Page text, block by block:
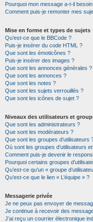
Pourquoi mon message a-t-il
Comment puis-je remonter mes
Mise en forme et types de sujets
Qu’est-ce que le BBCode ?
Puis-je insérer du code HTML ?
Que sont les émoticônes ?
Puis-je insérer des images ?
Que sont les annonces générales ?
Que sont les annonces ?
Que sont les notes ?
Que sont les sujets verrouillés ?
Que sont les icônes de sujet ?
Niveaux des utilisateurs et
Que sont les administrateurs ?
Que sont les modérateurs ?
Que sont les groupes d’utilisateurs
Où sont les groupes d’utilisateurs
Comment puis-je devenir le
Pourquoi certains groupes
Qu’est-ce qu’un « groupe
Qu’est-ce que le lien « L’équipe » ?
Messagerie privée
Je ne peux pas envoyer de
Je continue à recevoir des
J’ai reçu un courrier électronique